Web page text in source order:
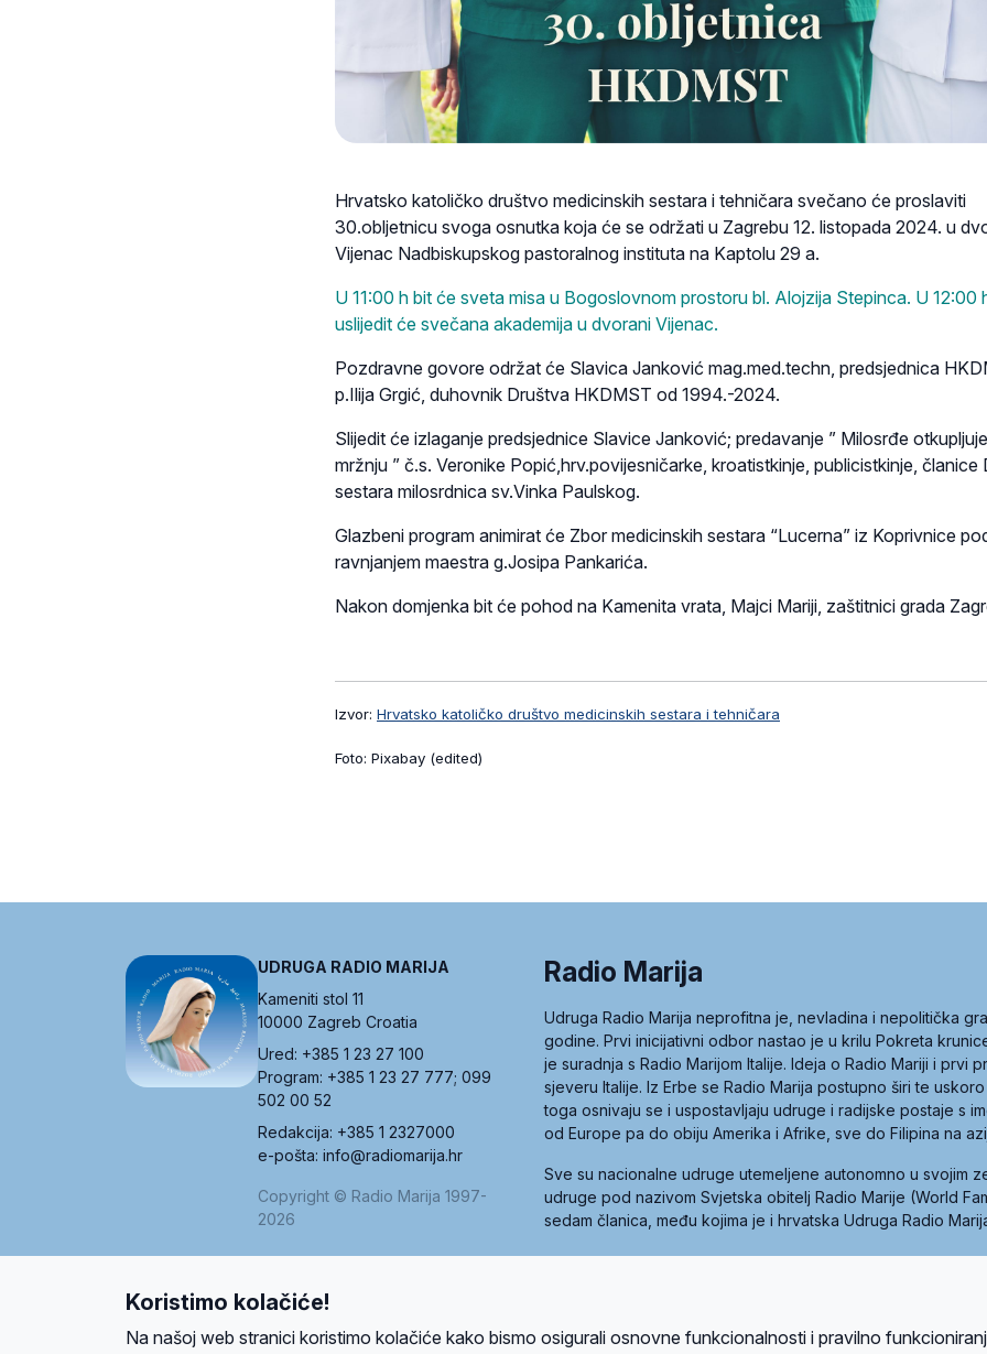
Hrvatsko katoličko društvo medicinskih sestara i tehničara svečano će proslaviti
30.obljetnicu svoga osnutka koja će se održati u Zagrebu 12. listopada 2024. u
Vijenac Nadbiskupskog pastoralnog instituta na Kaptolu 29 a.
U 11:00 h bit će sveta misa u Bogoslovnom prostoru bl. Alojzija Stepinca. U 12:00
uslijedit će svečana akademija u dvorani Vijenac.
Pozdravne govore održat će Slavica Janković mag.med.techn, predsjednica
p.Ilija Grgić, duhovnik Društva HKDMST od 1994.-2024.
Slijedit će izlaganje predsjednice Slavice Janković; predavanje ” Milosrđe otkupljuje
mržnju ” č.s. Veronike Popić,hrv.povijesničarke, kroatistkinje, publicistkinje, članice
sestara milosrdnica sv.Vinka Paulskog.
Glazbeni program animirat će Zbor medicinskih sestara “Lucerna” iz Koprivnice
ravnjanjem maestra g.Josipa Pankarića.
Nakon domjenka bit će pohod na Kamenita vrata, Majci Mariji, zaštitnici grada
Izvor: Hrvatsko katoličko društvo medicinskih sestara i tehničara
Foto: Pixabay (edited)
UDRUGA RADIO MARIJA
Kameniti stol 11
10000 Zagreb Croatia
Ured: +385 1 23 27 100
Program: +385 1 23 27 777; 099
502 00 52
Redakcija: +385 1 2327000
e-pošta: info@radiomarija.hr
Copyright © Radio Marija 1997-
2026
Radio Marija
Udruga Radio Marija neprofitna je, nevladina i nepolitička
godine. Prvi inicijativni odbor nastao je u krilu Pokreta
je suradnja s Radio Marijom Italije. Ideja o Radio Mariji i prvi
sjeveru Italije. Iz Erbe se Radio Marija postupno širi te
toga osnivaju se i uspostavljaju udruge i radijske postaje s
od Europe pa do obiju Amerika i Afrike, sve do Filipina na
Sve su nacionalne udruge utemeljene autonomno u svojim
udruge pod nazivom Svjetska obitelj Radio Marije (World
sedam članica, među kojima je i hrvatska Udruga Radio
Ova stranica je zaštićena Google reCAPTCHA sustavom
Koristimo kolačiće!
Na našoj web stranici koristimo kolačiće kako bismo osigurali osnovne funkcionalnosti i pravilno